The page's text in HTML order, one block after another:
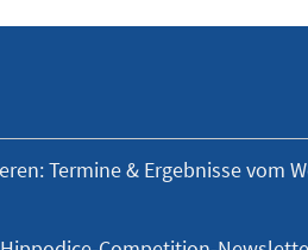
Termine & Ergebnisse vom